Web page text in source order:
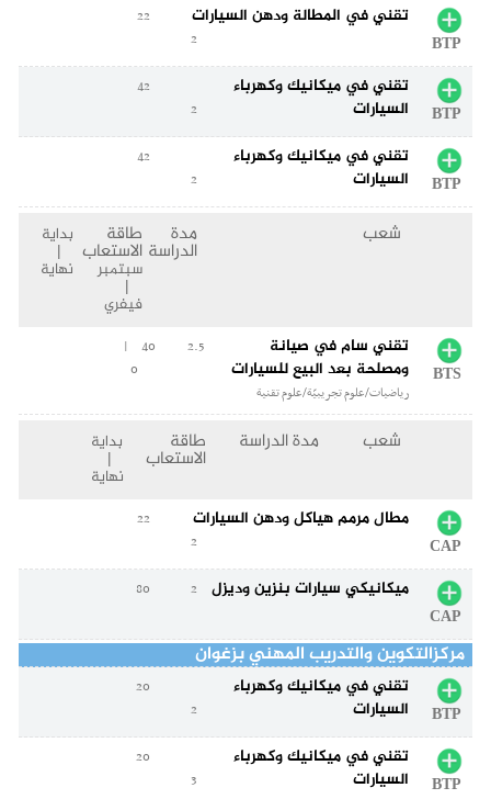
BTP
تقني في المطالة ودهن السيارات
2
22
BTP
تقني في ميكانيك وكهرباء
السيارات
2
42
BTP
تقني في ميكانيك وكهرباء
السيارات
2
42
شعب مدة
الدراسة
طاقة
الاستعاب
سبتمبر
|
فيفري
بداية
|
نهاية
BTS
تقني سام في صيانة
ومصلحة بعد البيع للسيارات
رياضيات/علوم تجريبيّة/علوم تقنية
2.5
40 |
شعب مدة الدراسة طاقة
الاستعاب
بداية
|
نهاية
CAP
مطال مرمم هياكل ودهن السيارات
2
22
CAP
ميكانيكي سيارات بنزين وديزل 2
80
مركزالتكوين والتدريب المهني بزغوان
BTP
تقني في ميكانيك وكهرباء
السيارات
2
20
BTP
تقني في ميكانيك وكهرباء
السيارات
3
20